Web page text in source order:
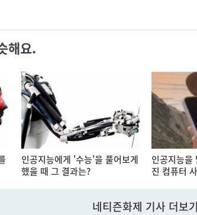
해요.
인공지능에게 '수능'을 풀어보게
했을 때 그 결과는?
인공지능을
진 컴퓨터
네티즌화제 기사 더보기